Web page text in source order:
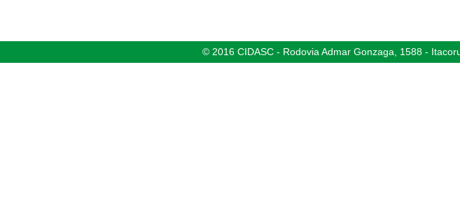
© 2016 CIDASC - Rodovia Admar Gonzaga, 1588 -